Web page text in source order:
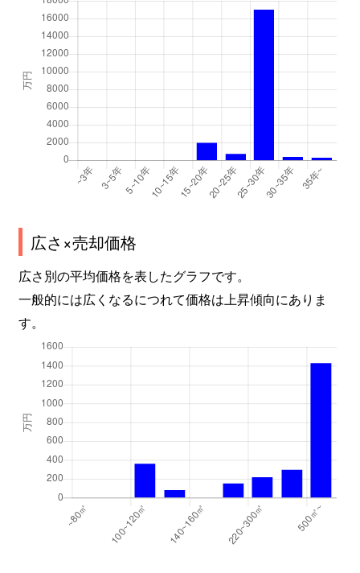
広さ×売却価格
広さ別の平均価格を表したグラフです。
一般的には広くなるにつれて価格は上昇傾向にありま
す。